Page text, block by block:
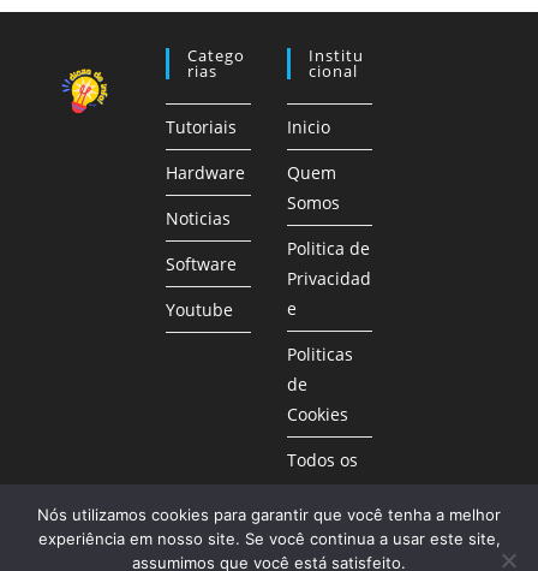
Catego
Rias
Tutoriais
Hardware
Noticias
Software
Youtube
Institu
Cional
Inicio
Quem
Somos
Politica de
Privacidad
e
Politicas
de
Cookies
Todos os
Posts
Nós utilizamos cookies para garantir que você tenha a melhor
experiência em nosso site. Se você continua a usar este site,
assumimos que você está satisfeito.